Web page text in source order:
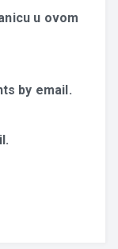
u ovom
by email.